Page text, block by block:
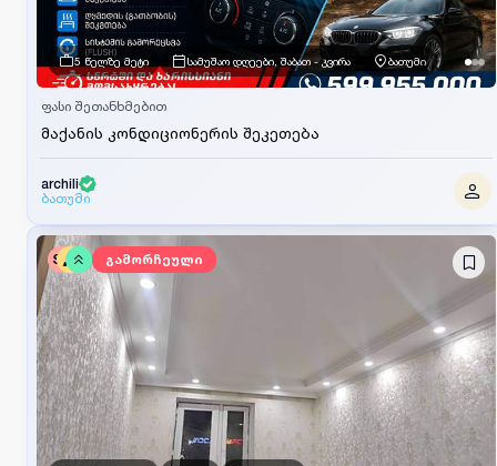
5 წელზე მეტი სამუშაო დღეები, შაბათ - კვირა ბათუმი
მაქანის კონდიციონერის შეკეთება
ფასი შეთანხმებით
archili
ბათუმი
SV გამორჩეული